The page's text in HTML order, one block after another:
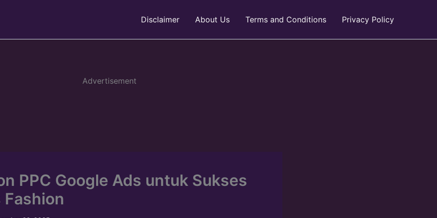
Disclaimer About Us Terms and Conditions Privacy Policy
Advertisement
PPC Google Ads untuk Sukses
Fashion